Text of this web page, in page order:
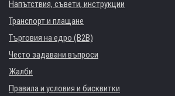
Напътствия, съвети, инструкции
Транспорт и плащане
Търговия на едро (B2B)
Често задавани въпроси
Жалби
Правила и условия и бисквитки